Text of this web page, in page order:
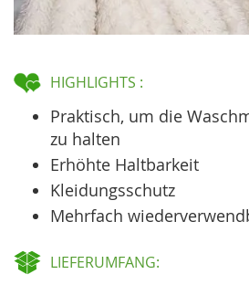
HIGHLIGHTS :
Praktisch, um die
zu halten
Erhöhte Haltbarkeit
Kleidungsschutz
Mehrfach
LIEFERUMFANG: